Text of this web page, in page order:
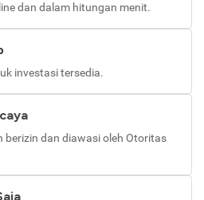
dan dalam hitungan menit.
investasi tersedia.
berizin dan diawasi oleh Otoritas